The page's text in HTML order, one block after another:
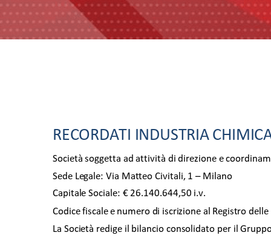
RECORDATI INDUSTRIA
Società soggetta ad attività di direzione e
Sede Legale: Via Matteo Civitali, 1 – Milano
Capitale Sociale: € 26.140.644,50 i.v.
Codice fiscale e numero di iscrizione al Registro
La Società redige il bilancio consolidato per il